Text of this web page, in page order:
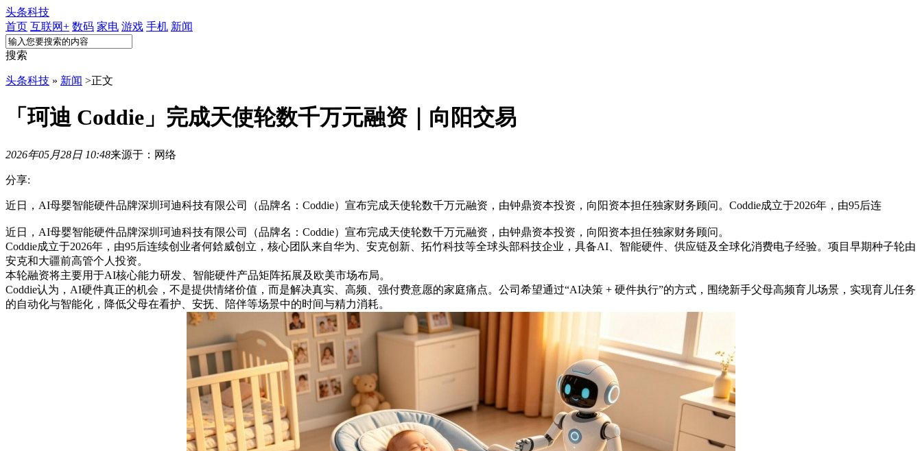
头条科技
首页 互联网+ 数码 家电 游戏 手机 新闻
搜索
头条科技 » 新闻 >正文
「珂迪 Coddie」完成天使轮数千万元融资｜向阳交易
2026年05月28日 10:48来源于：网络
分享:
近日，AI母婴智能硬件品牌深圳珂迪科技有限公司（品牌名：Coddie）宣布完成天使轮数千万元融资，由钟鼎资本投资，向阳资本担任独家财务顾问。Coddie成立于2026年，由95后连
近日，AI母婴智能硬件品牌深圳珂迪科技有限公司（品牌名：Coddie）宣布完成天使轮数千万元融资，由钟鼎资本投资，向阳资本担任独家财务顾问。
Coddie成立于2026年，由95后连续创业者何鋡威创立，核心团队来自华为、安克创新、拓竹科技等全球头部科技企业，具备AI、智能硬件、供应链及全球化消费电子经验。项目早期种子轮由
安克和大疆前高管个人投资。
本轮融资将主要用于AI核心能力研发、智能硬件产品矩阵拓展及欧美市场布局。
Coddie认为，AI硬件真正的机会，不是提供情绪价值，而是解决真实、高频、强付费意愿的家庭痛点。公司希望通过“AI决策 + 硬件执行”的方式，围绕新手父母高频育儿场景，实现育儿任务
的自动化与智能化，降低父母在看护、安抚、陪伴等场景中的时间与精力消耗。